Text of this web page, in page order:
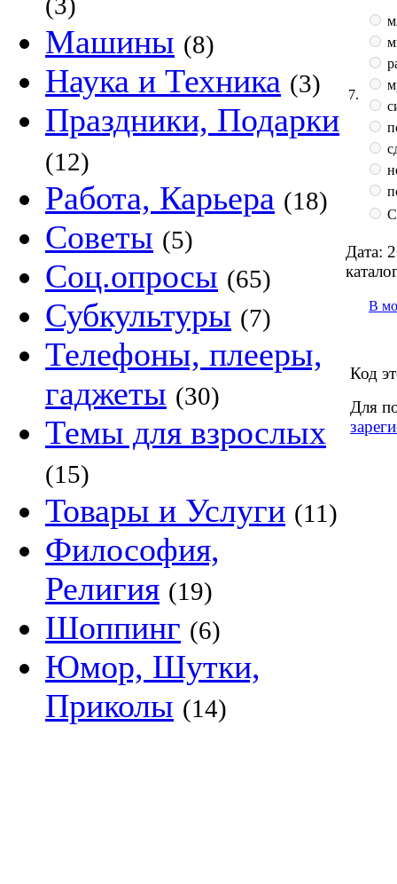
Машины (8)
Наука и Техника (3)
Праздники, Подарки
(12)
Работа, Карьера (18)
Советы (5)
Соц.опросы (65)
Субкультуры (7)
Телефоны, плееры,
гаджеты (30)
Темы для взрослых
(15)
Товары и Услуги (11)
Философия,
Религия (19)
Шоппинг (6)
Юмор, Шутки,
Приколы (14)
7.
Дата:
В
Код
Для